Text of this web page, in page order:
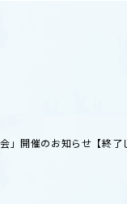
開催のお知らせ【終了